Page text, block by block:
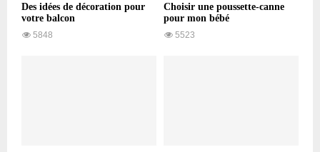
Des idées de décoration pour
votre balcon
5848
Choisir une poussette-canne
pour mon bébé
5523